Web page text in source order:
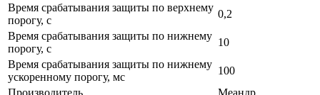
Время срабатывания защиты по верхнему
порогу, с
0,2
Время срабатывания защиты по нижнему
порогу, с
10
Время срабатывания защиты по нижнему
ускоренному порогу, мс
100
Производитель
Меандр